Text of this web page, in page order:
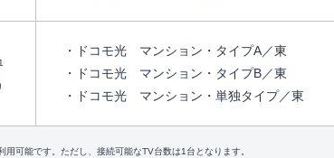
・ドコモ光 マンション・タイプA／東
・ドコモ光 マンション・タイプB／東
・ドコモ光 マンション・単独タイプ／東
可能です。ただし、接続可能なTV台数は1台となります。